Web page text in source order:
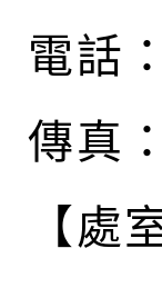
電話
傳真
【處